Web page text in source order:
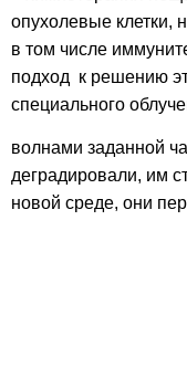
опухолевые клетки,
в том числе
подход к решению
специального
волнами заданной
деградировали, им
новой среде, они